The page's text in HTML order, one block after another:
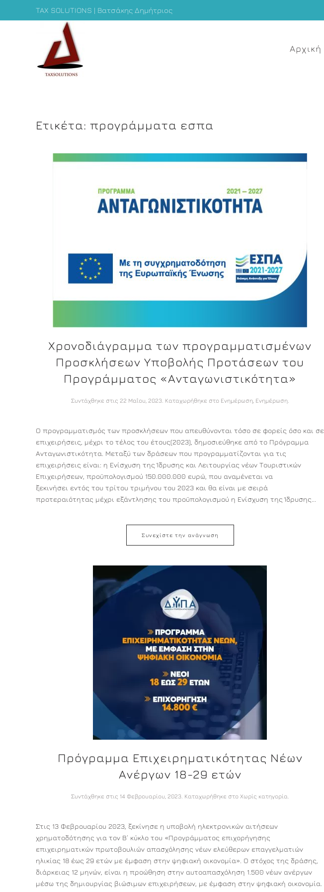
TAX SOLUTIONS | Βατσάκης Δημήτριος
Αρχική
Ετικέτα: προγράμματα εσπα
Χρονοδιάγραμμα των προγραμματισμένων
Προσκλήσεων Υποβολής Προτάσεων του
Προγράμματος «Ανταγωνιστικότητα»
Συντάχθηκε στις 22 Μαΐου, 2023. Καταχωρήθηκε στο Ενημέρωση, Ενημέρωση.
Ο προγραμματισμός των προσκλήσεων που απευθύνονται τόσο σε φορείς όσο και σε
επιχειρήσεις, μέχρι το τέλος του έτους(2023), δημοσιεύθηκε από το Πρόγραμμα
Ανταγωνιστικότητα. Μεταξύ των δράσεων που προγραμματίζονται για τις
επιχειρήσεις είναι: η Ενίσχυση της Ίδρυσης και Λειτουργίας νέων Τουριστικών
Επιχειρήσεων, προϋπολογισμού 150.000.000 ευρώ, που αναμένεται να
ξεκινήσει εντός του τρίτου τριμήνου του 2023 και θα είναι με σειρά
προτεραιότητας μέχρι εξάντλησης του προϋπολογισμού η Ενίσχυση της Ίδρυσης...
Συνεχίστε την ανάγνωση
Πρόγραμμα Επιχειρηματικότητας Νέων
Ανέργων 18-29 ετών
Συντάχθηκε στις 14 Φεβρουαρίου, 2023. Καταχωρήθηκε στο Χωρίς κατηγορία.
Στις 13 Φεβρουαρίου 2023, ξεκίνησε η υποβολή ηλεκτρονικών αιτήσεων
χρηματοδότησης για τον Β΄ κύκλο του «Προγράμματος επιχορήγησης
επιχειρηματικών πρωτοβουλιών απασχόλησης νέων ελεύθερων επαγγελματιών
ηλικίας 18 έως 29 ετών με έμφαση στην ψηφιακή οικονομία». Ο στόχος της δράσης,
διάρκειας 12 μηνών, είναι η προώθηση στην αυτοαπασχόληση 1.500 νέων ανέργων
μέσω της δημιουργίας βιώσιμων επιχειρήσεων, με έμφαση στην ψηφιακή οικονομία.